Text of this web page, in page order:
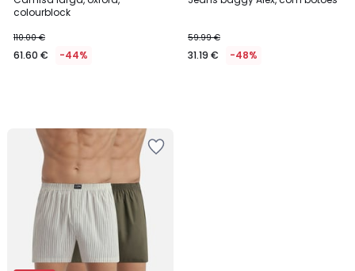
colourblock
110.00 €
61.60 € -44%
59.99 €
31.19 € -48%